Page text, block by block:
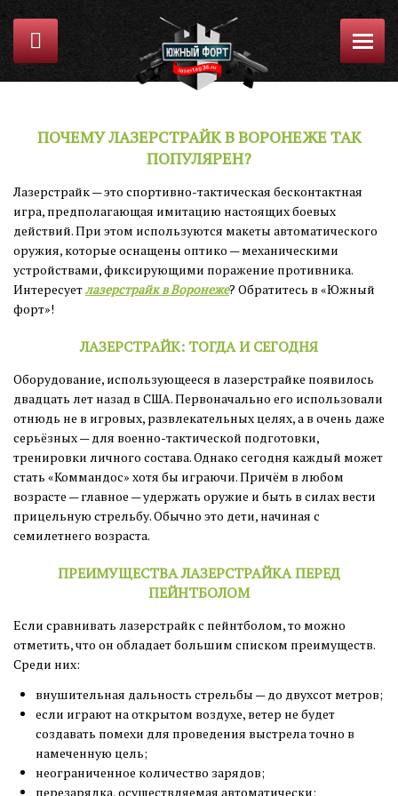
ПОЧЕМУ ЛАЗЕРСТРАЙК В ВОРОНЕЖЕ ТАК
ПОПУЛЯРЕН?
Лазерстрайк — это спортивно-тактическая бесконтактная
игра, предполагающая имитацию настоящих боевых
действий. При этом используются макеты автоматического
оружия, которые оснащены оптико — механическими
устройствами, фиксирующими поражение противника.
Интересуетлазерстрайк в Воронеже? Обратитесь в «Южный
форт»!
ЛАЗЕРСТРАЙК: ТОГДА И СЕГОДНЯ
Оборудование, использующееся в лазерстрайке появилось
двадцать лет назад в США. Первоначально его использовали
отнюдь не в игровых, развлекательных целях, а в очень даже
серьёзных — для военно-тактической подготовки,
тренировки личного состава. Однако сегодня каждый может
стать «Коммандос» хотя бы играючи. Причём в любом
возрасте — главное — удержать оружие и быть в силах вести
прицельную стрельбу. Обычно это дети, начиная с
семилетнего возраста.
ПРЕИМУЩЕСТВА ЛАЗЕРСТРАЙКА ПЕРЕД
ПЕЙНТБОЛОМ
Если сравнивать лазерстрайк с пейнтболом, то можно
отметить, что он обладает большим списком преимуществ.
Среди них:
внушительная дальность стрельбы — до двухсот метров;
если играют на открытом воздухе, ветер не будет
создавать помехи для проведения выстрела точно в
намеченную цель;
неограниченное количество зарядов;
перезарядка, осуществляемая автоматически;